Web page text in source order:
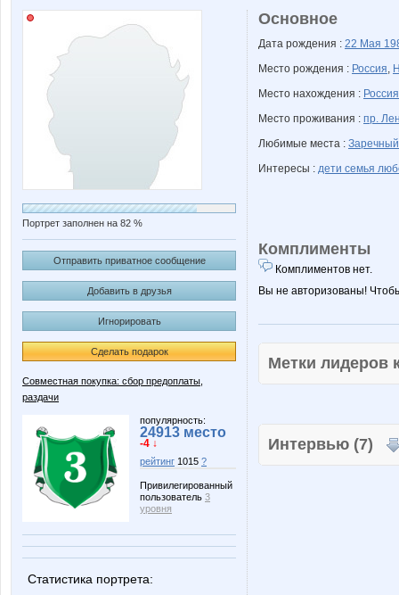
Портрет заполнен на 82 %
Отправить приватное сообщение
Добавить в друзья
Игнорировать
Сделать подарок
Совместная покупка: сбор предоплаты,
раздачи
популярность:
24913 место
-4 ↓
рейтинг 1015 ?
Привилегированный
пользователь 3
уровня
Статистика портрета:
Основное
Дата рождения : 22 Мая
Место рождения : Россия,
Место нахождения : Россия
Место проживания : пр.
Любимые места :
Интересы : дети семья
Комплименты
Комплиментов нет.
Вы не авторизованы!
Метки
Интервью (7)